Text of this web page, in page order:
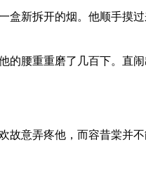
新拆开的烟。他顺手摸
腰重重磨了几百下。直
意弄疼他，而容昔棠并